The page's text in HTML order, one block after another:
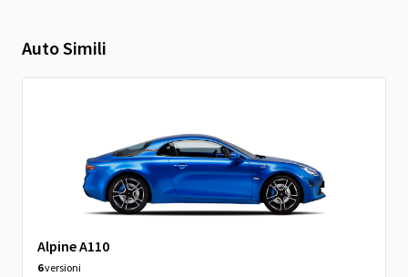
Auto Simili
Alpine A110
6versioni